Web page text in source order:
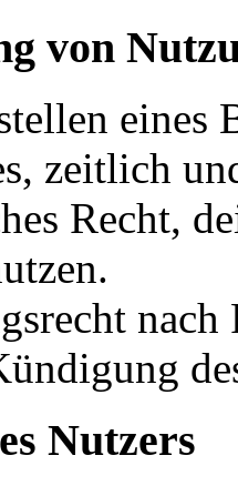
von
eines
zeitlich
Recht,
Nutzers